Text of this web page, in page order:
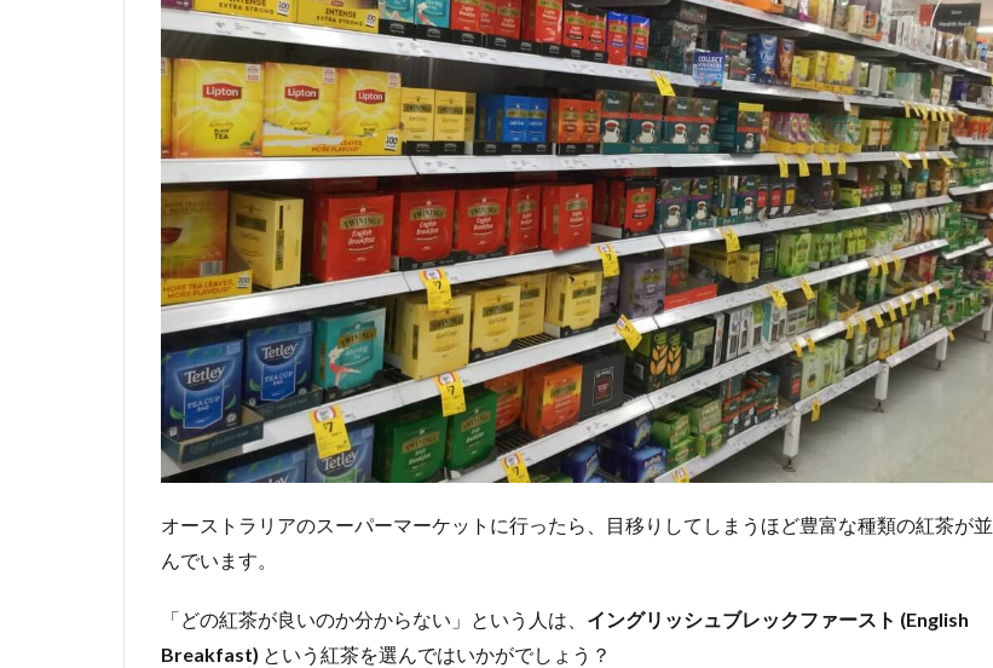
イニ
ング
ス
2.1.1
オース
トラリ
アン ア
フタヌ
ーン テ
ィー
2.2
T2
(ティ
ーツ
ー)
2.3
ルピ
のオ
ース
限定
品
オーストラリアのスーパーマーケットに行ったら、目移りしてしまうほど豊富な種類の紅茶が並
んでいます。
「どの紅茶が良いのか分からない」という人は、 イングリッシュブレックファースト (English
Breakfast) という紅茶を選んではいかがでしょう？